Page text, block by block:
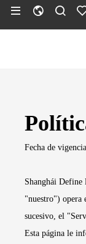
Fecha de
Shanghái
"nuestro") opera
sucesivo, el
Esta página le